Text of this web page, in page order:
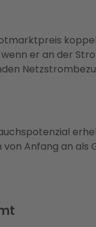
er an der
Anfang an